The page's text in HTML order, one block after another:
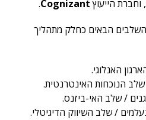
, וחברת הייעוץCognizant
.
הבאים כחלק מתהליך
האנלוגי.
הנוכחות האינטרנטית.
/ שלב האי-ביזנס.
/ שלב השיווק הדיגיטלי.